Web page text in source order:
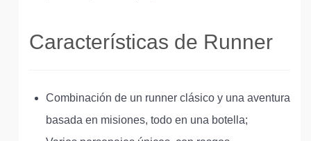
Características de Runner
Combinación de un runner clásico y una aventura
basada en misiones, todo en una botella;